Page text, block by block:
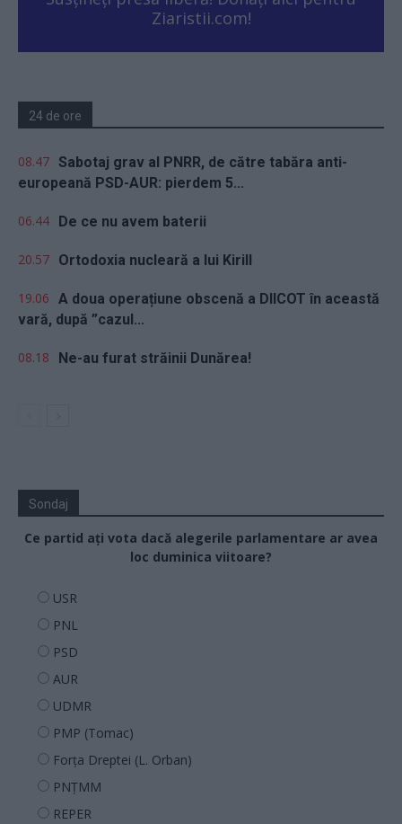
Ziaristii.com!
24 de ore
08.47 Sabotaj grav al PNRR, de către tabăra anti-
europeană PSD-AUR: pierdem 5...
06.44 De ce nu avem baterii
20.57 Ortodoxia nucleară a lui Kirill
19.06 A doua operațiune obscenă a DIICOT în această
vară, după ”cazul...
08.18 Ne-au furat străinii Dunărea!
Sondaj
Ce partid ați vota dacă alegerile parlamentare ar avea
loc duminica viitoare?
USR
PNL
PSD
AUR
UDMR
PMP (Tomac)
Forța Dreptei (L. Orban)
PNȚMM
REPER